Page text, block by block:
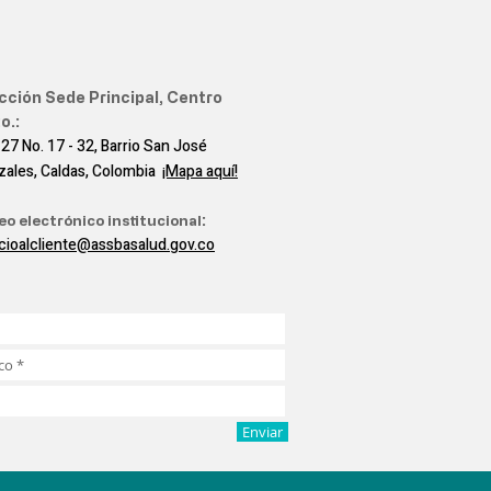
Sede Principal, Centro
No. 17 - 32, Barrio San José
Caldas, Colombia ¡Mapa aquí!
electrónico institucional:
Enviar